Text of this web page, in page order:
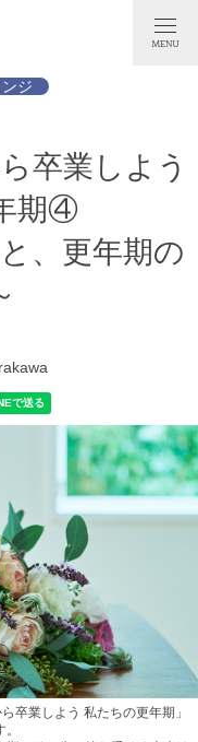
ジ
卒業しよう
期④
、更年期の
卒業しよう 私たちの更年期」